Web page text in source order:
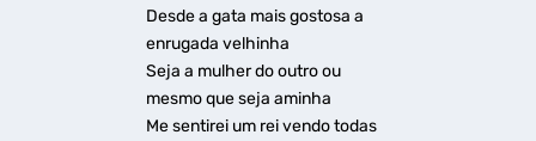
Desde a gata mais gostosa a
enrugada velhinha
Seja a mulher do outro ou
mesmo que seja aminha
Me sentirei um rei vendo todas